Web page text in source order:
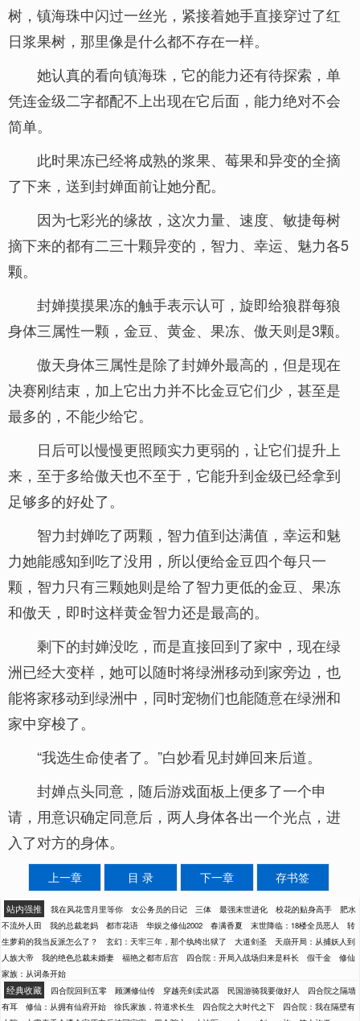
树，镇海珠中闪过一丝光，紧接着她手直接穿过了红
日浆果树，那里像是什么都不存在一样。
她认真的看向镇海珠，它的能力还有待探索，单
凭连金级二字都配不上出现在它后面，能力绝对不会
简单。
此时果冻已经将成熟的浆果、莓果和异变的全摘
了下来，送到封婵面前让她分配。
因为七彩光的缘故，这次力量、速度、敏捷每树
摘下来的都有二三十颗异变的，智力、幸运、魅力各5
颗。
封婵摸摸果冻的触手表示认可，旋即给狼群每狼
身体三属性一颗，金豆、黄金、果冻、傲天则是3颗。
傲天身体三属性是除了封婵外最高的，但是现在
决赛刚结束，加上它出力并不比金豆它们少，甚至是
最多的，不能少给它。
日后可以慢慢更照顾实力更弱的，让它们提升上
来，至于多给傲天也不至于，它能升到金级已经拿到
足够多的好处了。
智力封婵吃了两颗，智力值到达满值，幸运和魅
力她能感知到吃了没用，所以便给金豆四个每只一
颗，智力只有三颗她则是给了智力更低的金豆、果冻
和傲天，即时这样黄金智力还是最高的。
剩下的封婵没吃，而是直接回到了家中，现在绿
洲已经大变样，她可以随时将绿洲移动到家旁边，也
能将家移动到绿洲中，同时宠物们也能随意在绿洲和
家中穿梭了。
“我选生命使者了。”白妙看见封婵回来后道。
封婵点头同意，随后游戏面板上便多了一个申
请，用意识确定同意后，两人身体各出一个光点，进
入了对方的身体。
上一章 目 录 下一章 存书签
站内强推 我在风花雪月里等你 女公务员的日记 三体 最强末世进化 校花的贴身高手
肥水
不流外人田
我的总裁老妈 都市花语 华娱之修仙2002 春满香夏 末世降临：18楼全员恶人
转
生萝莉的我当反派怎么了？
玄幻：天牢三年，那个纨绔出狱了 大道剑圣
天崩开局：从捕妖人到
人族大帝
我的绝色总裁未婚妻 福艳之都市后宫 四合院：开局入战场归来是科长 假千金
修仙
家族：从词条开始
经典收藏 四合院回到五零 顾渊修仙传 穿越亮剑卖武器 民国游骑我要做好人
四合院之隔墙
有耳
修仙：从拥有仙府开始 徐氏家族，符道求长生 四合院之大时代之下
四合院：我在隔壁有